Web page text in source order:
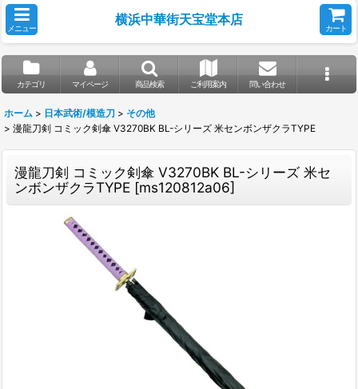
メニュー
横浜中華街天宝堂本店
カート
カテゴリ マイページ 商品検索 ご利用案内 問い合わせ
ホーム > 日本武術/模造刀 > その他
> 漫龍刀剣 コミック剣傘 V3270BK BL-シリーズ 米センボンザクラTYPE
漫龍刀剣 コミック剣傘 V3270BK BL-シリーズ 米セ
ンボンザクラTYPE [ms120812a06]